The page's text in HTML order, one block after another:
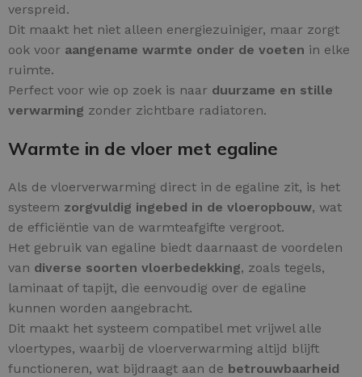
verspreid.
Dit maakt het niet alleen energiezuiniger, maar zorgt
ook voor aangename warmte onder de voeten in elke
ruimte.
Perfect voor wie op zoek is naar duurzame en stille
verwarming zonder zichtbare radiatoren.
Warmte in de vloer met egaline
Als de vloerverwarming direct in de egaline zit, is het
systeem zorgvuldig ingebed in de vloeropbouw, wat
de efficiëntie van de warmteafgifte vergroot.
Het gebruik van egaline biedt daarnaast de voordelen
van diverse soorten vloerbedekking, zoals tegels,
laminaat of tapijt, die eenvoudig over de egaline
kunnen worden aangebracht.
Dit maakt het systeem compatibel met vrijwel alle
vloertypes, waarbij de vloerverwarming altijd blijft
functioneren, wat bijdraagt aan de betrouwbaarheid